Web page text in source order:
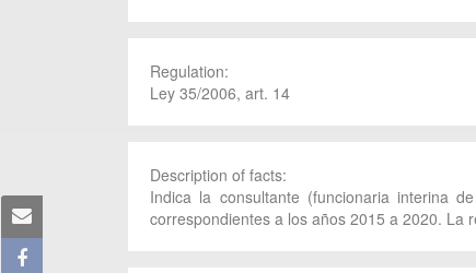
Regulation:
Ley 35/2006, art. 14
Description of facts:
Indica la consultante (funcionaria interina
correspondientes a los años 2015 a 2020. La